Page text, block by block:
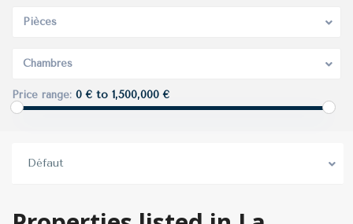
Pièces
Chambres
Price range: 0 € to 1,500,000 €
Défaut